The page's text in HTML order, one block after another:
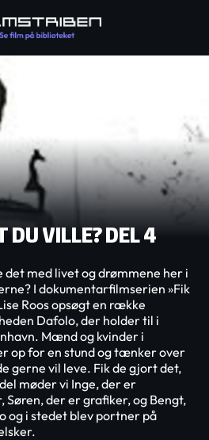
DU VILLE? DEL 4
det med livet og drømmene her i
I dokumentarfilmserien »Fik
Roos opsøgt en række
Dafolo, der holder til i
Mænd og kvinder i
op for en stund og tænker over
gerne vil leve. Fik de gjort det,
møder vi Inge, der er
der er grafiker, og Bengt,
og i stedet blev portner på